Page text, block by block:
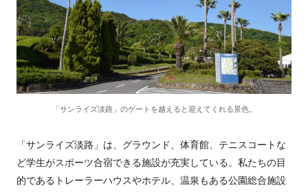
「サンライズ淡路」のゲートを越えると迎えてくれる景色。
「サンライズ淡路」は、グラウンド、体育館、テニスコートな
ど学生がスポーツ合宿できる施設が充実している。私たちの目
的であるトレーラーハウスやホテル、温泉もある公園総合施設